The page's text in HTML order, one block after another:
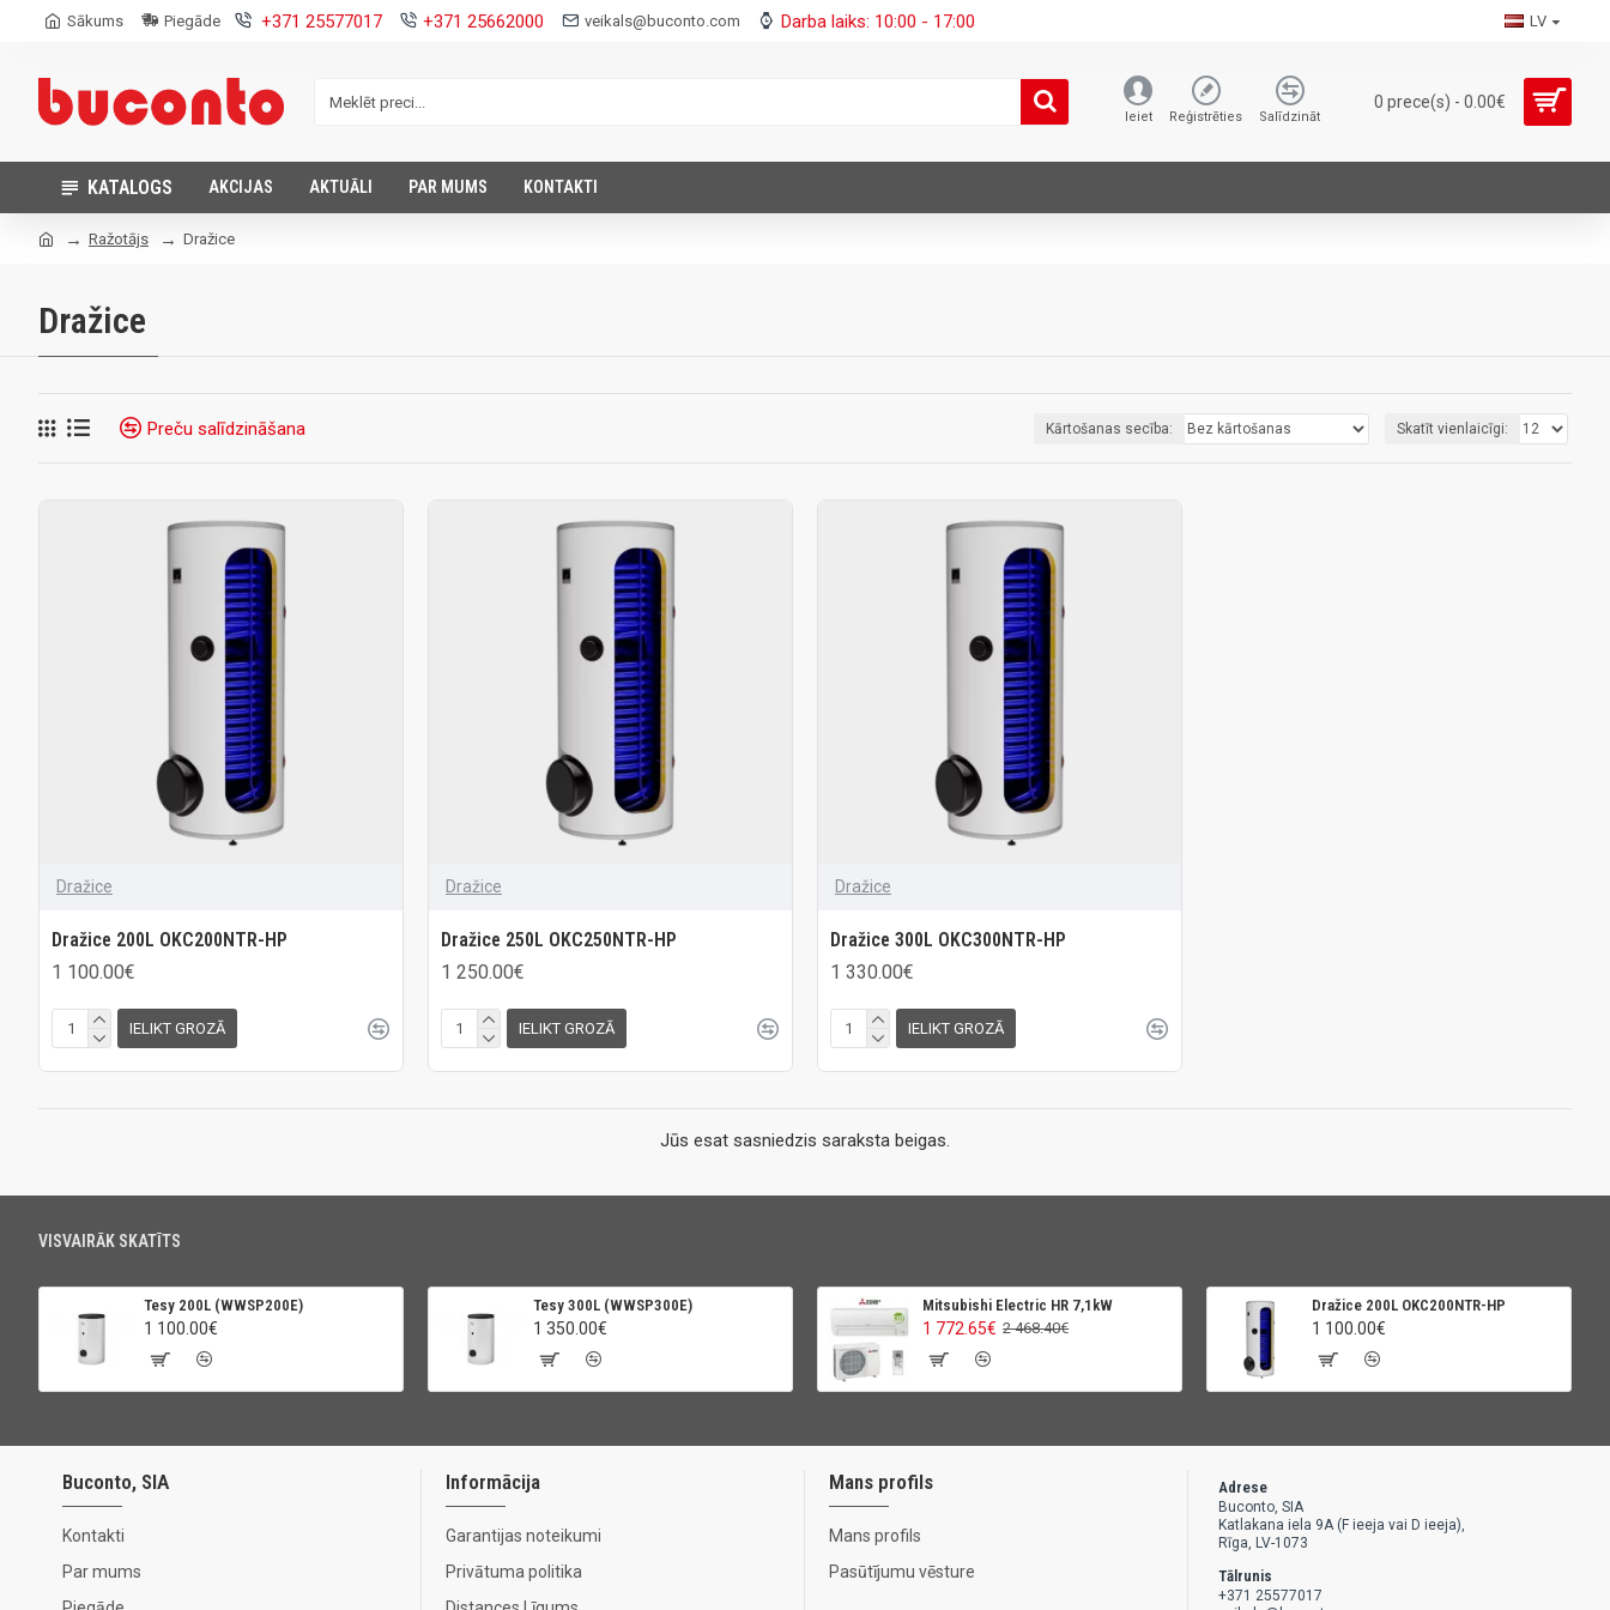
Sākums Piegāde +371 25577017 +371 25662000 veikals@buconto.com Darba laiks: 10:00 - 17:00 LV
Ieiet Reģistrēties Salīdzināt
0 prece(s) - 0.00€
KATALOGS AKCIJAS AKTUĀLI PAR MUMS KONTAKTI
Ražotājs Dražice
Dražice
Preču salīdzināšana Kārtošanas secība: Skatīt vienlaicīgi:
Dražice
Dražice 200L OKC200NTR-HP
1 100.00€
IELIKT GROZĀ
Dražice
Dražice 250L OKC250NTR-HP
1 250.00€
IELIKT GROZĀ
Dražice
Dražice 300L OKC300NTR-HP
1 330.00€
IELIKT GROZĀ
Jūs esat sasniedzis saraksta beigas.
VISVAIRĀK SKATĪTS
Tesy 200L (WWSP200E)
1 100.00€
Tesy 300L (WWSP300E)
1 350.00€
Mitsubishi Electric HR 7,1kW
1 772.65€ 2 468.40€
Dražice 200L OKC200NTR-HP
1 100.00€
Buconto, SIA
Kontakti
Par mums
Informācija
Garantijas noteikumi
Privātuma politika
Mans profils
Mans profils
Pasūtījumu vēsture
Adrese
Buconto, SIA
Katlakana iela 9A (F ieeja vai D ieeja),
Rīga, LV-1073
Tālrunis
+371 25577017